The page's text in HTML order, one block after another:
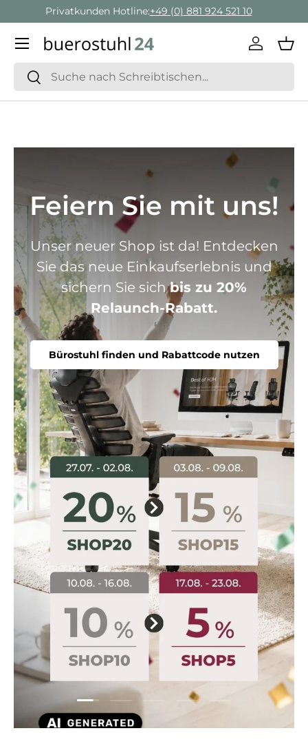
Direkt zum Inhalt
Geschäftskunden Beratung: + 49 (0) 881 924 521 22
Suchen
Suchen
Menü
Feiern Sie mit uns!
Unser neuer Shop ist da! Entdecken
Sie das neue Einkaufserlebnis und
sichern Sie sichbis zu 20%
Relaunch-Rabatt.
Bürostuhl finden und Rabattcode nutzen
Folie laden 1 von 5
Folie laden 2 von 5
Folie laden 3 von 5
Folie laden 4 von 5
Folie laden 5